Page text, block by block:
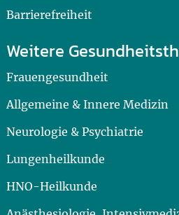
Barrierefreiheit
Weitere
Frauengesundheit
Allgemeine & Innere Medizin
Neurologie & Psychiatrie
Lungenheilkunde
HNO-Heilkunde